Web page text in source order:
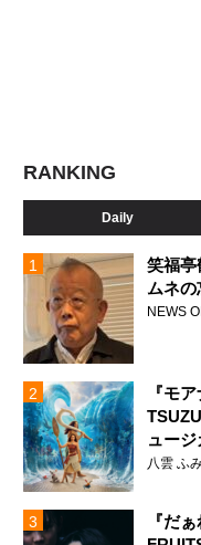
日本代表チーム（写真提供：日本
RANKING
Daily
笑福
ムネの
NEWS
『モ
ュー
声を
八雲 ふ
『だ